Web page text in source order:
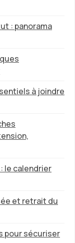
: panorama
à joindre
le calendrier
et retrait du
pour sécuriser